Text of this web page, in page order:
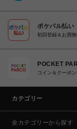
ポケパル払い
初回登録＆お買
POCKET
コイン＆クーポ
カテゴリー
全カテゴリーから探す